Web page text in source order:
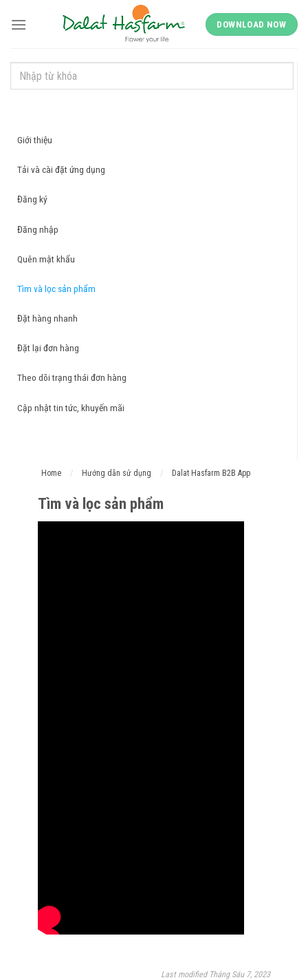
DOWNLOAD NOW
Giới thiệu
Tải và cài đặt ứng dụng
Đăng ký
Đăng nhập
Quên mật khẩu
Tìm và lọc sản phẩm
Đặt hàng nhanh
Đặt lại đơn hàng
Theo dõi trạng thái đơn hàng
Cập nhật tin tức, khuyến mãi
Home / Hướng dẫn sử dụng / Dalat Hasfarm B2B App
Tìm và lọc sản phẩm
Last modified Tháng Sáu 7, 2023